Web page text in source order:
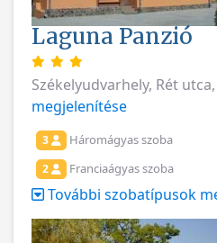
Laguna Panzió
Székelyudvarhely, Rét
megjelenítése
3 Háromágyas szoba
2 Franciaágyas szoba
További szobatípusok